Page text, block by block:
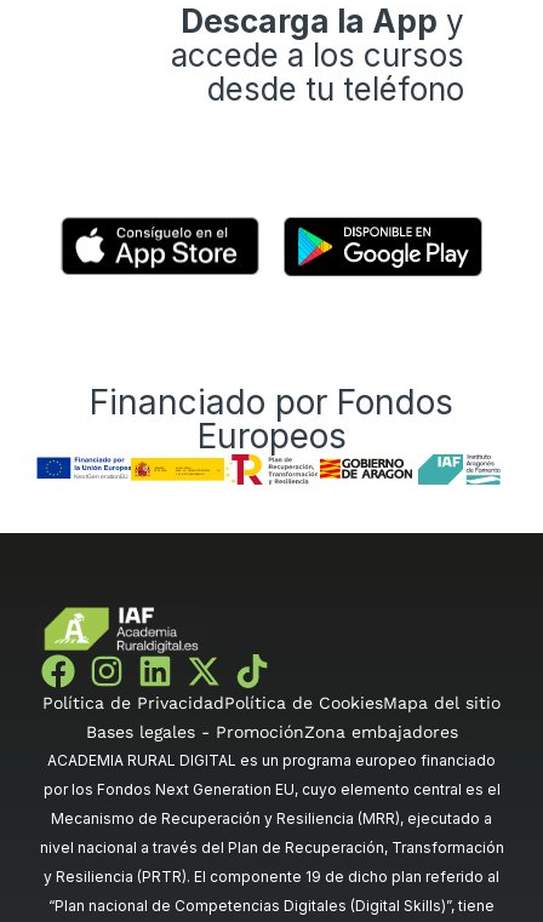
Descarga la App y
accede a los cursos
desde tu teléfono
Financiado por Fondos
Europeos
Política de PrivacidadPolítica de CookiesMapa del sitio
Bases legales - PromociónZona embajadores
ACADEMIA RURAL DIGITAL es un programa europeo financiado
por los Fondos Next Generation EU, cuyo elemento central es el
Mecanismo de Recuperación y Resiliencia (MRR), ejecutado a
nivel nacional a través del Plan de Recuperación, Transformación
y Resiliencia (PRTR). El componente 19 de dicho plan referido al
“Plan nacional de Competencias Digitales (Digital Skills)”, tiene